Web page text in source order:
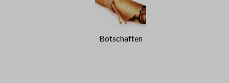
Botschaften